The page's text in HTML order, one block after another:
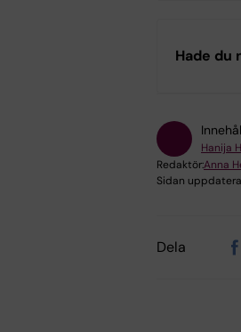
Hade du
Hanija
Redaktör:Anna
Sidan
Dela